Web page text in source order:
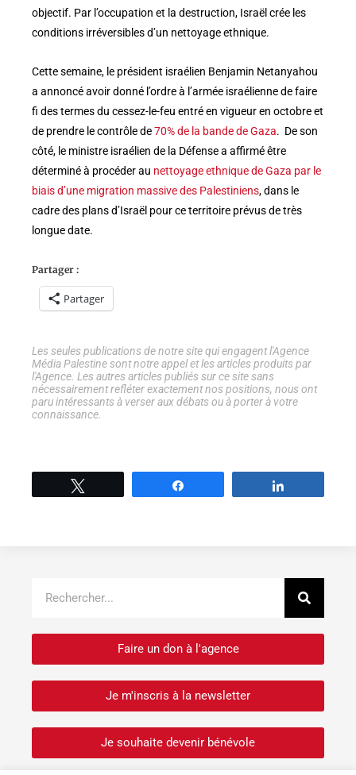
objectif. Par l’occupation et la destruction, Israël crée les
conditions irréversibles d’un nettoyage ethnique.
Cette semaine, le président israélien Benjamin Netanyahou
a annoncé avoir donné l’ordre à l’armée israélienne de faire
fi des termes du cessez-le-feu entré en vigueur en octobre et
de prendre le contrôle de70% de la bande de Gaza. De son
côté, le ministre israélien de la Défense a affirmé être
déterminé à procéder au nettoyage ethnique de Gaza par le
biais d’une migration massive des Palestiniens, dans le
cadre des plans d’Israël pour ce territoire prévus de très
longue date.
Partager :
Partager
Les seules publications de notre site qui engagent l'Agence
Média Palestine sont notre appel et les articles produits par
l'Agence. Les autres articles publiés sur ce site sans
nécessairement refléter exactement nos positions, nous ont
paru intéressants à verser aux débats ou à porter à votre
connaissance.
Faire un don à l'agence
Je m'inscris à la newsletter
Je souhaite devenir bénévole